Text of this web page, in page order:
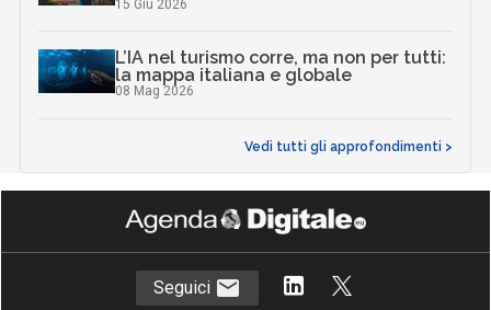
15 Giu 2026
L’IA nel turismo corre, ma non per tutti:
la mappa italiana e globale
08 Mag 2026
Vedi tutti gli approfondimenti >
Seguici